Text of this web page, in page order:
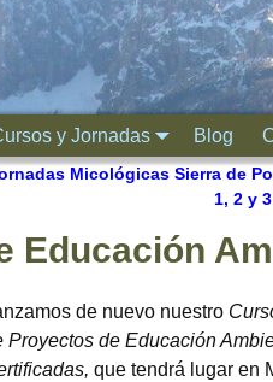
y Jornadas Blog
Micológicas Sierra de
1, 2 y
Educación
de nuevo nuestro
Proyectos de Educación
que tendrá lugar en